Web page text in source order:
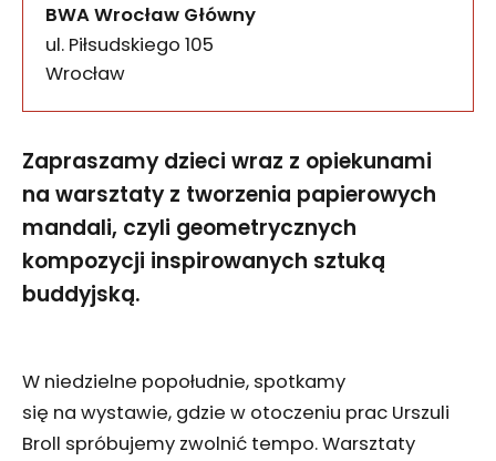
BWA Wrocław Główny
ul. Piłsudskiego 105
50-085
Wrocław
Zapraszamy dzieci wraz z opiekunami
na warsztaty z tworzenia papierowych
mandali, czyli geometrycznych
kompozycji inspirowanych sztuką
buddyjską.
W niedzielne popołudnie, spotkamy
się na wystawie, gdzie w otoczeniu prac Urszuli
Broll spróbujemy zwolnić tempo. Warsztaty